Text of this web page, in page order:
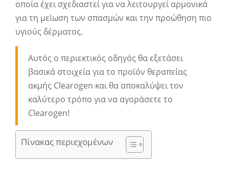
οποία έχει σχεδιαστεί για να λειτουργεί αρμονικά
για τη μείωση των σπασμών και την προώθηση πιο
υγιούς δέρματος.
Αυτός ο περιεκτικός οδηγός θα εξετάσει
βασικά στοιχεία για το προϊόν θεραπείας
ακμής Clearogen και θα αποκαλύψει τον
καλύτερο τρόπο για να αγοράσετε το
Clearogen!
Πίνακας περιεχομένων